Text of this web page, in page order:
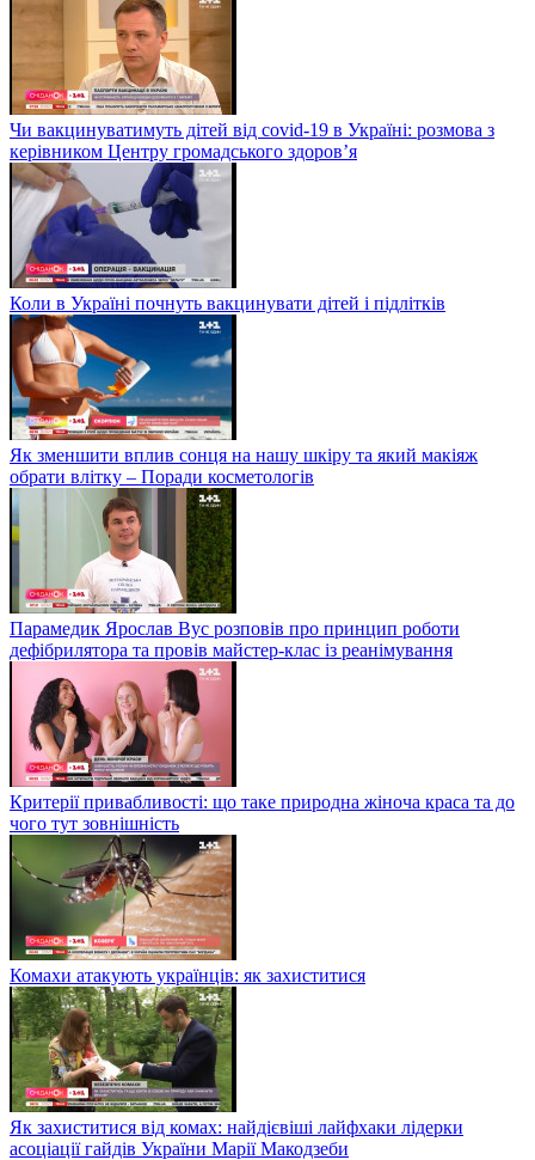
Чи вакцинуватимуть дітей від covid-19 в Україні: розмова з
керівником Центру громадського здоров’я
Коли в Україні почнуть вакцинувати дітей і підлітків
Як зменшити вплив сонця на нашу шкіру та який макіяж
обрати влітку – Поради косметологів
Парамедик Ярослав Вус розповів про принцип роботи
дефібрилятора та провів майстер-клас із реанімування
Критерії привабливості: що таке природна жіноча краса та до
чого тут зовнішність
Комахи атакують українців: як захиститися
Як захиститися від комах: найдієвіші лайфхаки лідерки
асоціації гайдів України Марії Макодзеби